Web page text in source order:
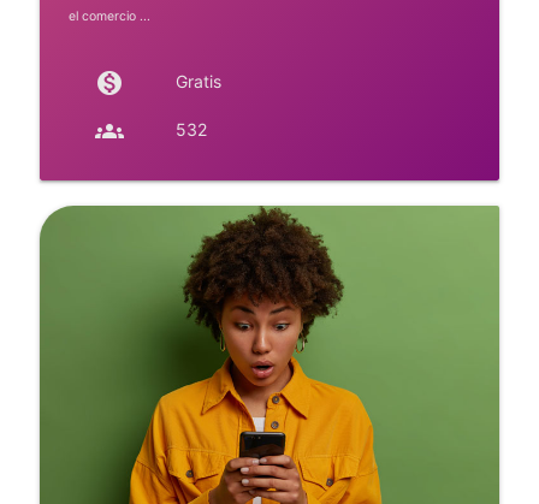
el comercio ...
monetization_on Gratis
groups 532